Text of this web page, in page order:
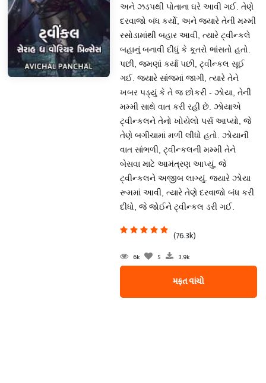
અને ઝડપથી પોતાના ઘરે આવી ગઈ. તેણે
દરવાજો બંધ કર્યો, અને જ્યારે તેની મમ્મી
રસોડામાંથી બહાર આવી, ત્યારે ટ્વીન્કલે
બહાનું બનાવી દીધું કે કૂતરો ભાંસતો હતો.
પછી, જમણાં કર્યા પછી, ટ્વીન્કલ સૂઈ
ગઈ. જ્યારે સાંજમાં જાગી, ત્યારે તેને
ખબર પડ્યું કે તે જ છોકરી - ઝોયા, તેની
મમ્મી સાથે વાત કરી રહી છે. ઝોયાએ
ટ્વીન્કલને તેનો ખોયેલો પર્સ આપ્યો, જે
તેણે બગીચામાં મળી લીધો હતો. ઝોયાની
વાત સાંભળી, ટ્વીન્કલની મમ્મી તેને
બેસવા માટે આમંત્રણ આપ્યું, જે
ટ્વીન્કલને અજીબ લાગ્યું. જ્યારે ઝોયા
રૂમમાં આવી, ત્યારે તેણે દરવાજો બંધ કરી
દીધો, જે જોઈને ટ્વીન્કલ ડરી ગઈ.
(76.3k)
6k 5 3.9k
મફત વાંચો